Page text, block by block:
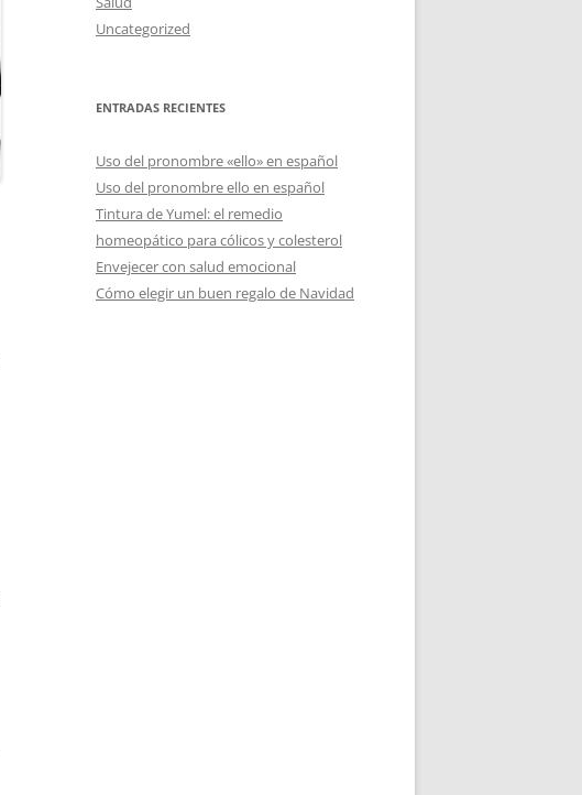
Uncategorized
ENTRADAS RECIENTES
Uso del pronombre «ello» en español
Uso del pronombre ello en español
Tintura de Yumel: el remedio
homeopático para cólicos y colesterol
Envejecer con salud emocional
Cómo elegir un buen regalo de Navidad